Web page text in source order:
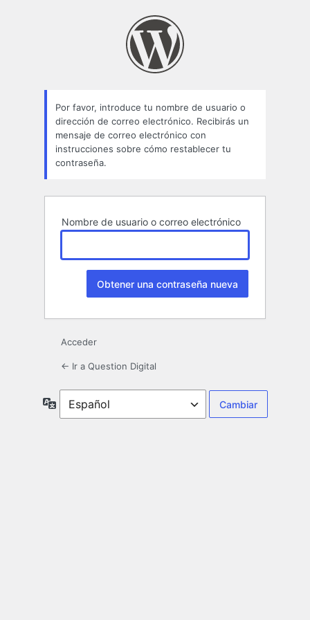
Por favor, introduce tu nombre de usuario o
dirección de correo electrónico. Recibirás un
mensaje de correo electrónico con
instrucciones sobre cómo restablecer tu
contraseña.
Nombre de usuario o correo electrónico
Acceder
← Ir a Question Digital
Idioma